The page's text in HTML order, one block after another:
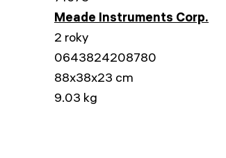
Meade Instruments Corp.
2 roky
0643824208780
88x38x23 cm
9.03 kg